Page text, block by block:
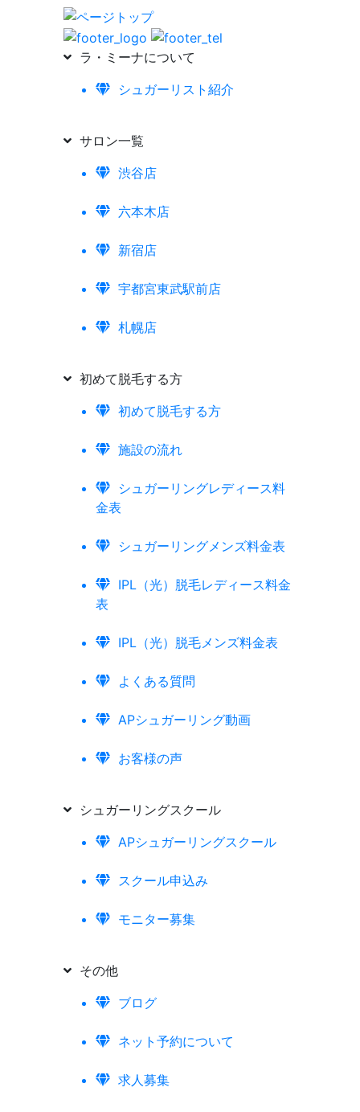
ラ・ミーナについて
シュガーリスト紹介
サロン一覧
渋谷店
六本木店
新宿店
宇都宮東武駅前店
札幌店
初めて脱毛する方
初めて脱毛する方
施設の流れ
シュガーリングレディース料
金表
シュガーリングメンズ料金表
IPL（光）脱毛レディース料金
表
IPL（光）脱毛メンズ料金表
よくある質問
APシュガーリング動画
お客様の声
シュガーリングスクール
APシュガーリングスクール
スクール申込み
モニター募集
その他
ブログ
ネット予約について
求人募集